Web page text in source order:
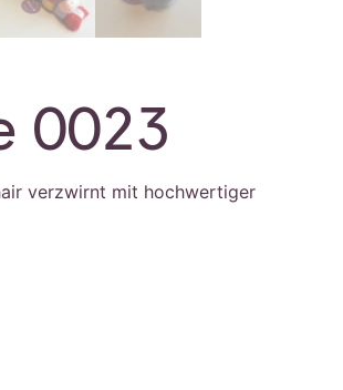
0023
verzwirnt mit hochwertiger